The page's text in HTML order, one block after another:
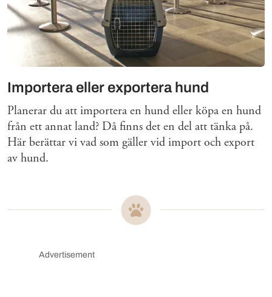
Importera eller exportera hund
Planerar du att importera en hund eller köpa en hund
från ett annat land? Då finns det en del att tänka på.
Här berättar vi vad som gäller vid import och export
av hund.
Advertisement